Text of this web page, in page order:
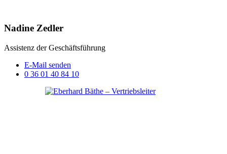
Nadine Zedler
Assistenz der Geschäftsführung
E-Mail senden
0 36 01 40 84 10